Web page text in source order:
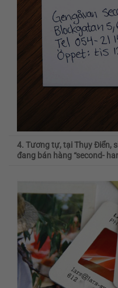
4. Tương tự, tại Thụy Điển,
đang bán hàng “second-